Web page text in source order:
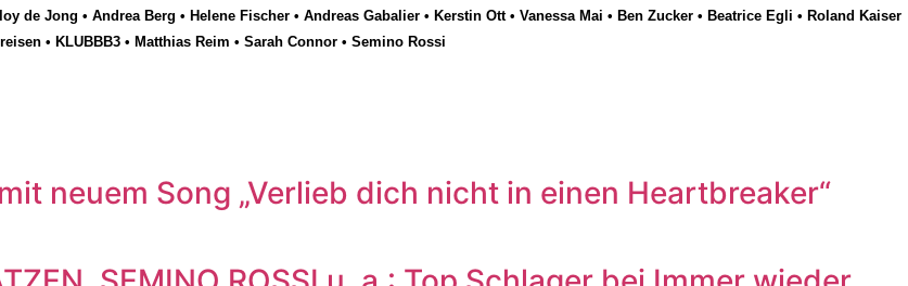
de Jong • Andrea Berg • Helene Fischer • Andreas Gabalier • Kerstin Ott• Vanessa Mai • Ben Zucker • Beatrice Egli • Roland Kaiser
• KLUBBB3 • Matthias Reim • Sarah Connor • Semino Rossi
mit neuem Song „Verlieb dich nicht in einen Heartbreaker“